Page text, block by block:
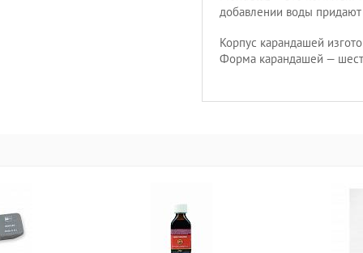
добавлении воды
Корпус карандашей
Форма карандашей —